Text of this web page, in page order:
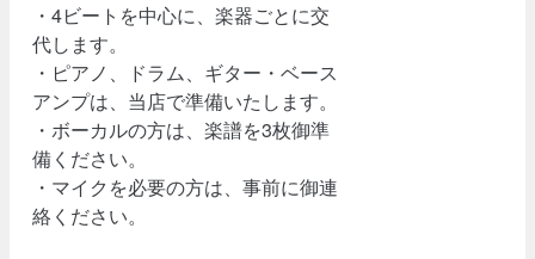
・4ビートを中心に、楽器ごとに交
代します。
・ピアノ、ドラム、ギター・ベース
アンプは、当店で準備いたします。
・ボーカルの方は、楽譜を3枚御準
備ください。
・マイクを必要の方は、事前に御連
絡ください。